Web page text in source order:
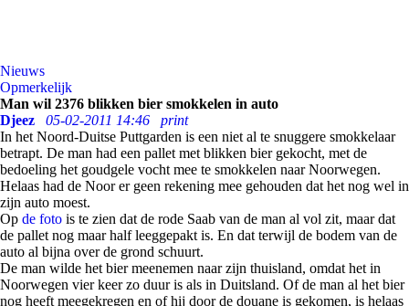
Nieuws
Opmerkelijk
Man wil 2376 blikken bier smokkelen in auto
Djeez
05-02-2011 14:46
print
In het Noord-Duitse Puttgarden is een niet al te snuggere smokkelaar
betrapt. De man had een pallet met blikken bier gekocht, met de
bedoeling het goudgele vocht mee te smokkelen naar Noorwegen.
Helaas had de Noor er geen rekening mee gehouden dat het nog wel in
zijn auto moest.
Op de foto is te zien dat de rode Saab van de man al vol zit, maar dat
de pallet nog maar half leeggepakt is. En dat terwijl de bodem van de
auto al bijna over de grond schuurt.
De man wilde het bier meenemen naar zijn thuisland, omdat het in
Noorwegen vier keer zo duur is als in Duitsland. Of de man al het bier
nog heeft meegekregen en of hij door de douane is gekomen, is helaas